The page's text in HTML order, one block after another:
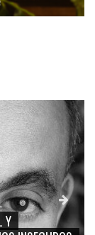
MAYER,